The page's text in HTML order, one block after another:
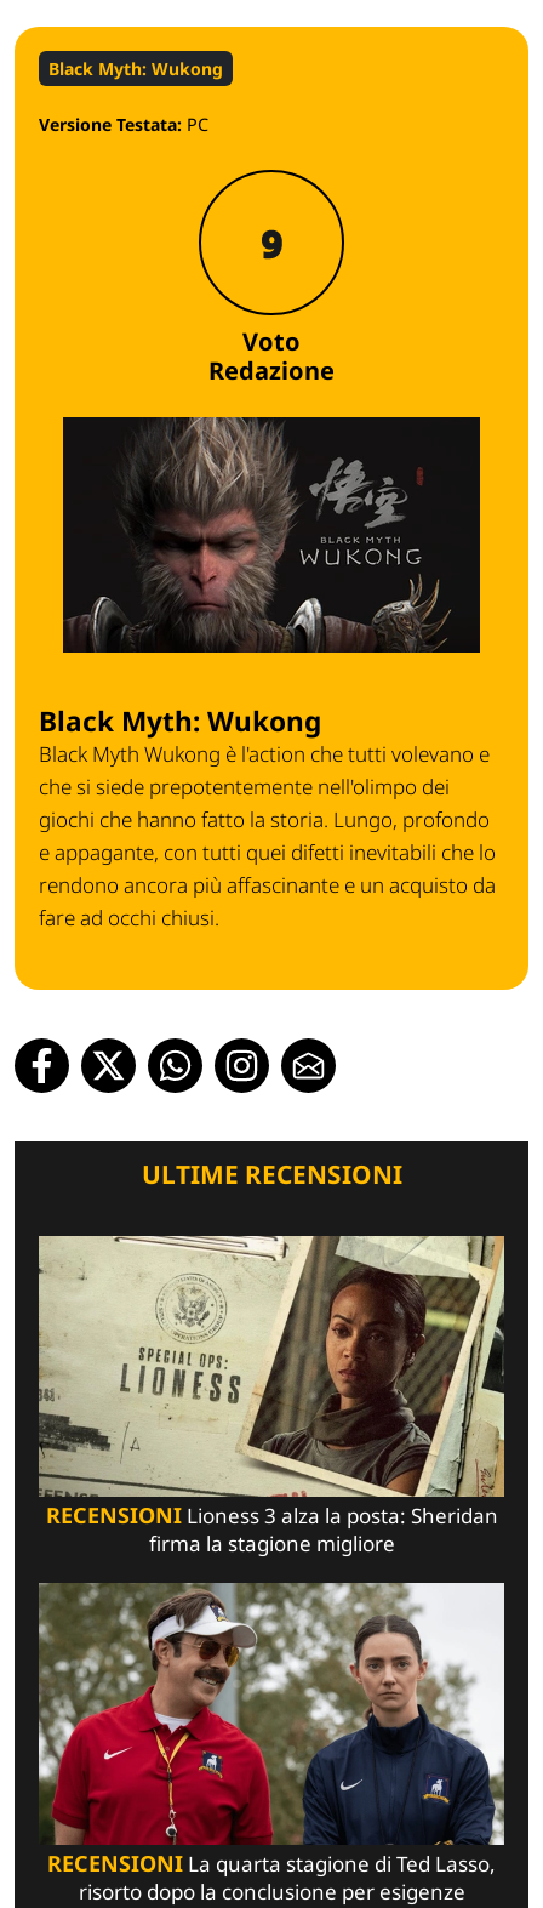
Black Myth: Wukong
Versione Testata: PC
9
Voto
Redazione
Black Myth: Wukong
Black Myth Wukong è l'action che tutti volevano e
che si siede prepotentemente nell'olimpo dei
giochi che hanno fatto la storia. Lungo, profondo
e appagante, con tutti quei difetti inevitabili che lo
rendono ancora più affascinante e un acquisto da
fare ad occhi chiusi.
ULTIME RECENSIONI
RECENSIONILioness 3 alza la posta: Sheridan
firma la stagione migliore
RECENSIONI La quarta stagione di Ted Lasso,
risorto dopo la conclusione per esigenze